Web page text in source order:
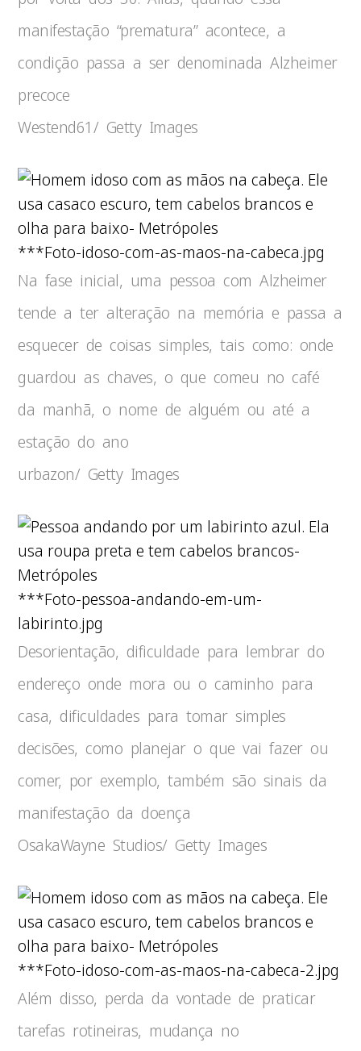
manifestação “prematura” acontece, a
condição passa a ser denominada Alzheimer
precoce
Westend61/ Getty Images
***Foto-idoso-com-as-maos-na-cabeca.jpg
Na fase inicial, uma pessoa com Alzheimer
tende a ter alteração na memória e passa a
esquecer de coisas simples, tais como: onde
guardou as chaves, o que comeu no café
da manhã, o nome de alguém ou até a
estação do ano
urbazon/ Getty Images
***Foto-pessoa-andando-em-um-
labirinto.jpg
Desorientação, dificuldade para lembrar do
endereço onde mora ou o caminho para
casa, dificuldades para tomar simples
decisões, como planejar o que vai fazer ou
comer, por exemplo, também são sinais da
manifestação da doença
OsakaWayne Studios/ Getty Images
***Foto-idoso-com-as-maos-na-cabeca-2.jpg
Além disso, perda da vontade de praticar
tarefas rotineiras, mudança no